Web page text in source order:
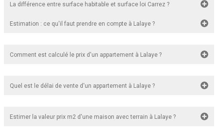
La différence entre surface habitable et surface loi Carrez ?
Estimation : ce qu'il faut prendre en compte à Lalaye ?
Comment est calculé le prix d'un appartement à Lalaye ?
Quel est le délai de vente d'un appartement à Lalaye ?
Estimer la valeur prix m2 d'une maison avec terrain à Lalaye ?